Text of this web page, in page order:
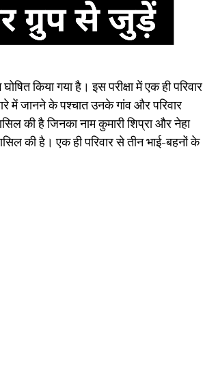
किया गया है। इस परीक्षा में एक ही परिवार
में जानने के पश्चात उनके गांव और परिवार
की है जिनका नाम कुमारी शिप्रा और नेहा
की है। एक ही परिवार से तीन भाई-बहनों के